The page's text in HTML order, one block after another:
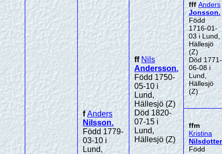
fAnders
Nilsson.
Född 1779-
03-10 i
Lund,
ffNils
Andersson.
Född 1750-
05-10 i
Lund,
Hällesjö (Z)
Död 1820-
07-15 i
Lund,
Hällesjö (Z)
fffAnders
Jonsson.
Född
1716-01-
03 i Lund,
Hällesjö
(Z)
Död 1771-
06-08 i
Lund,
Hällesjö
(Z)
ffm
Kristina
Nilsdotter
Född